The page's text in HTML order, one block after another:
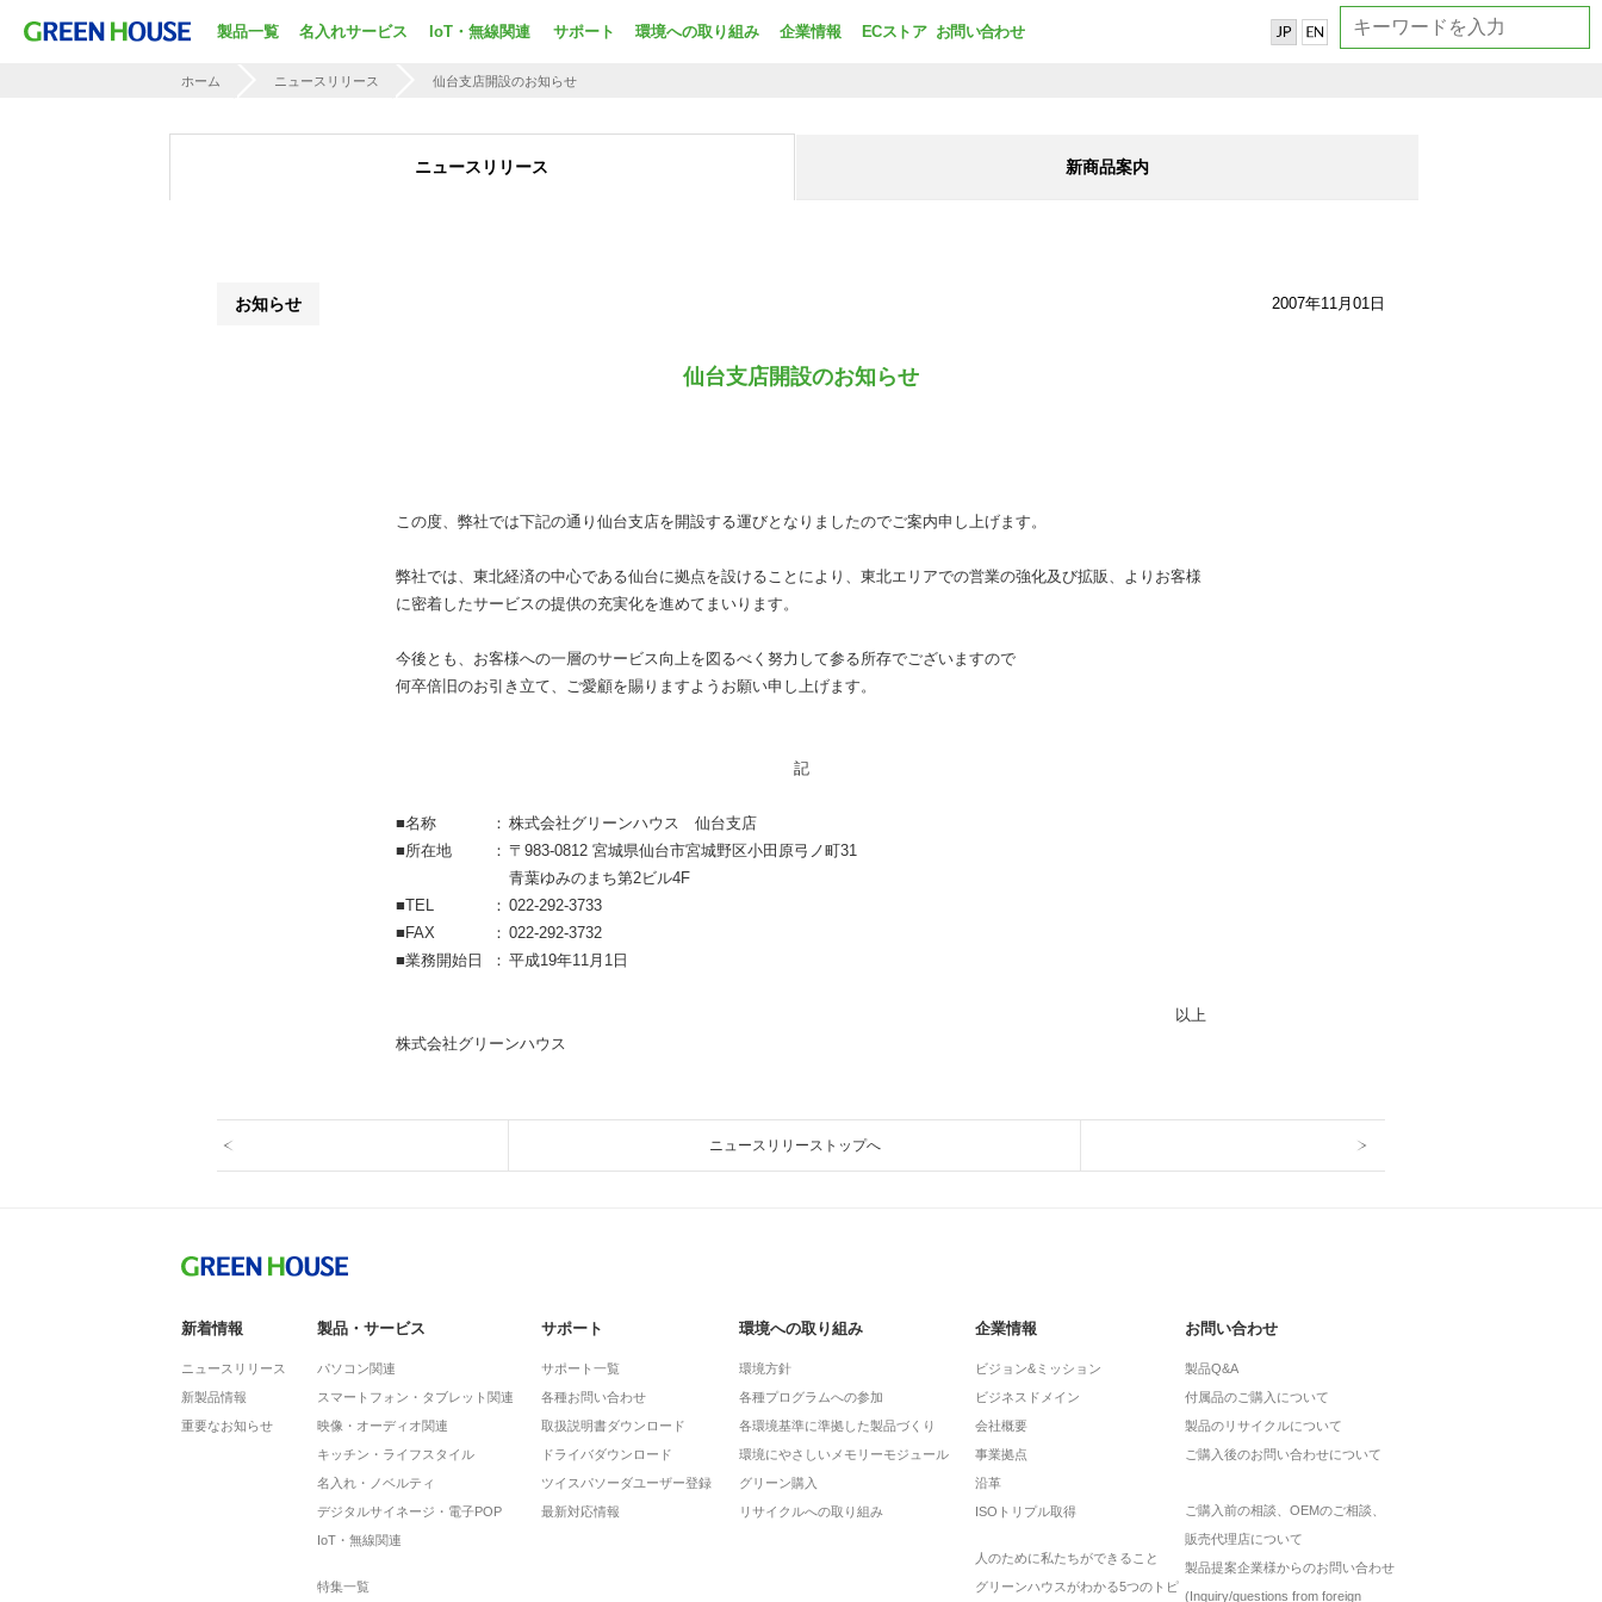
製品一覧 名入れサービス IoT・無線関連 サポート 環境への取り組み 企業情報 ECストア お問い合わせ
ホーム ニュースリリース 仙台支店開設のお知らせ
ニュースリリース 新商品案内
お知らせ 2007年11月01日
仙台支店開設のお知らせ
この度、弊社では下記の通り仙台支店を開設する運びとなりましたのでご案内申し上げます。
弊社では、東北経済の中心である仙台に拠点を設けることにより、東北エリアでの営業の強化及び拡販、よりお客様
に密着したサービスの提供の充実化を進めてまいります。
今後とも、お客様への一層のサービス向上を図るべく努力して参る所存でございますので
何卒倍旧のお引き立て、ご愛顧を賜りますようお願い申し上げます。
記
■名称 ： 株式会社グリーンハウス 仙台支店
■所在地
： 〒983-0812 宮城県仙台市宮城野区小田原弓ノ町31
青葉ゆみのまち第2ビル4F
■TEL
： 022-292-3733
■FAX
： 022-292-3732
■業務開始日
： 平成19年11月1日
以上
株式会社グリーンハウス
ニュースリリーストップへ
新着情報
ニュースリリース
新製品情報
重要なお知らせ
製品・サービス
パソコン関連
スマートフォン・タブレット関連
映像・オーディオ関連
キッチン・ライフスタイル
名入れ・ノベルティ
デジタルサイネージ・電子POP
IoT・無線関連
特集一覧
サポート
サポート一覧
各種お問い合わせ
取扱説明書ダウンロード
ドライバダウンロード
ツイスパソーダユーザー登録
最新対応情報
環境への取り組み
環境方針
各種プログラムへの参加
各環境基準に準拠した製品づくり
環境にやさしいメモリーモジュール
グリーン購入
リサイクルへの取り組み
企業情報
ビジョン&ミッション
ビジネスドメイン
会社概要
事業拠点
沿革
ISOトリプル取得
人のために私たちができること
グリーンハウスがわかる5つのトピ
お問い合わせ
製品Q&A
付属品のご購入について
製品のリサイクルについて
ご購入後のお問い合わせについて
ご購入前の相談、OEMのご相談、
販売代理店について
製品提案企業様からのお問い合わせ
(Inquiry/questions from foreign